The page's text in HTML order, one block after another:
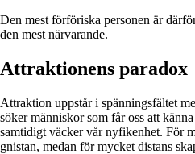
Den mest förföriska personen är
den mest närvarande.
Attraktionens paradox
Attraktion uppstår i spänningsfältet
söker människor som får oss att
samtidigt väcker vår nyfikenhet. För
gnistan, medan för mycket distans